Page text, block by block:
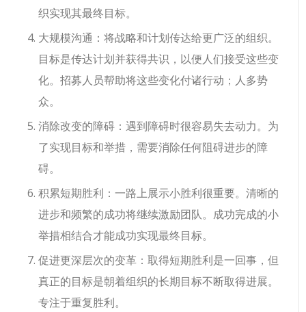
织实现其最终目标。
大规模沟通：将战略和计划传达给更广泛的组织。
目标是传达计划并获得共识，以便人们接受这些变
化。招募人员帮助将这些变化付诸行动；人多势
众。
消除改变的障碍：遇到障碍时很容易失去动力。为
了实现目标和举措，需要消除任何阻碍进步的障
碍。
积累短期胜利：一路上展示小胜利很重要。清晰的
进步和频繁的成功将继续激励团队。成功完成的小
举措相结合才能成功实现最终目标。
促进更深层次的变革：取得短期胜利是一回事，但
真正的目标是朝着组织的长期目标不断取得进展。
专注于重复胜利。